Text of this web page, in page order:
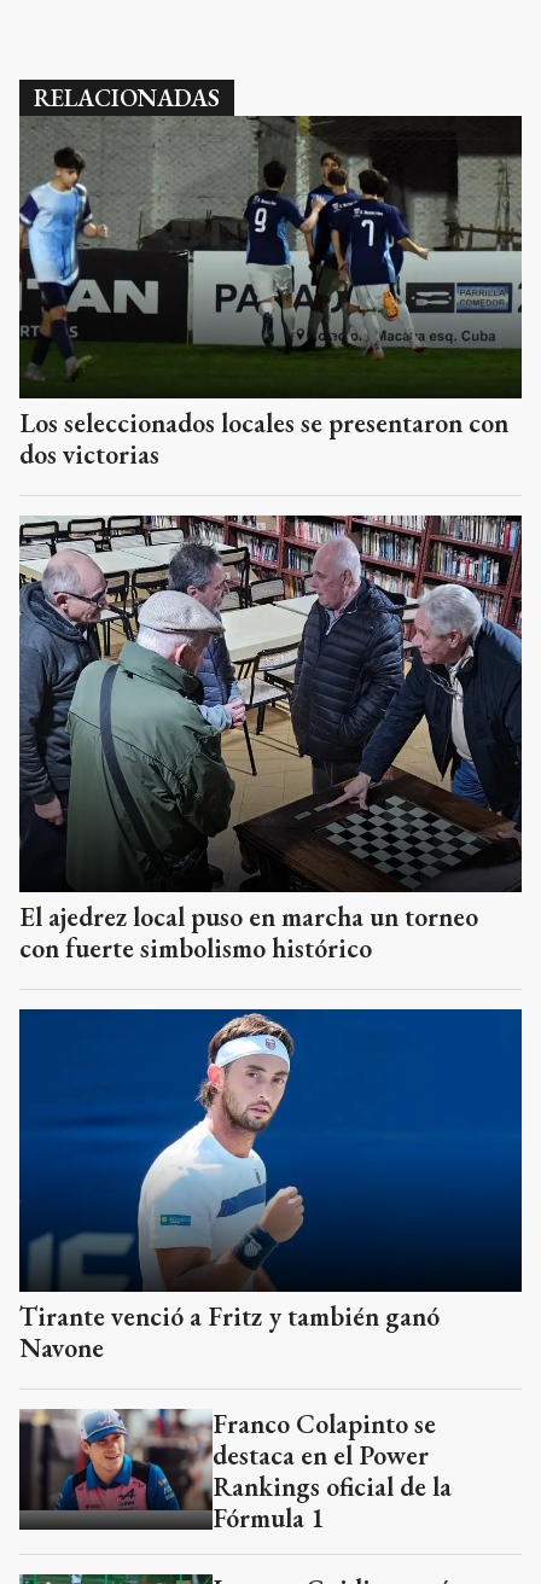
RELACIONADAS
Los seleccionados locales se presentaron con
dos victorias
El ajedrez local puso en marcha un torneo
con fuerte simbolismo histórico
Tirante venció a Fritz y también ganó
Navone
Franco Colapinto se
destaca en el Power
Rankings oficial de la
Fórmula 1